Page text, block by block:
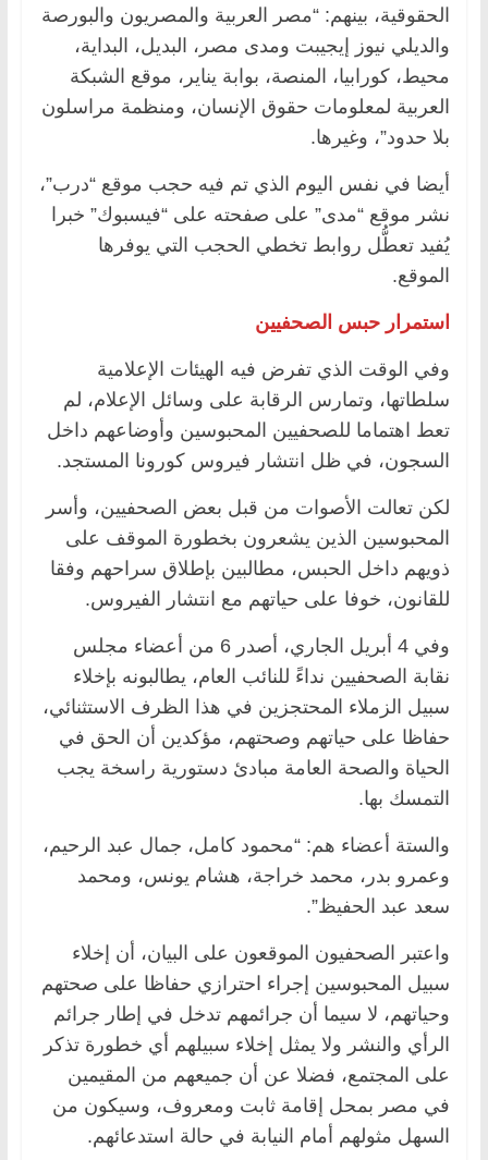
الحقوقية، بينهم: “مصر العربية والمصريون والبورصة
والديلي نيوز إيجيبت ومدى مصر، البديل، البداية،
محيط، كورابيا، المنصة، بوابة يناير، موقع الشبكة
العربية لمعلومات حقوق الإنسان، ومنظمة مراسلون
بلا حدود”، وغيرها.
أيضا في نفس اليوم الذي تم فيه حجب موقع “درب”،
نشر موقع “مدى” على صفحته على “فيسبوك” خبرا
يُفيد تعطُّل روابط تخطي الحجب التي يوفرها
الموقع.
استمرار حبس الصحفيين
وفي الوقت الذي تفرض فيه الهيئات الإعلامية
سلطاتها، وتمارس الرقابة على وسائل الإعلام، لم
تعط اهتماما للصحفيين المحبوسين وأوضاعهم داخل
السجون، في ظل انتشار فيروس كورونا المستجد.
لكن تعالت الأصوات من قبل بعض الصحفيين، وأسر
المحبوسين الذين يشعرون بخطورة الموقف على
ذويهم داخل الحبس، مطالبين بإطلاق سراحهم وفقا
للقانون، خوفا على حياتهم مع انتشار الفيروس.
وفي 4 أبريل الجاري، أصدر 6 من أعضاء مجلس
نقابة الصحفيين نداءً للنائب العام، يطالبونه بإخلاء
سبيل الزملاء المحتجزين في هذا الظرف الاستثنائي،
حفاظا على حياتهم وصحتهم، مؤكدين أن الحق في
الحياة والصحة العامة مبادئ دستورية راسخة يجب
التمسك بها.
والستة أعضاء هم: “محمود كامل، جمال عبد الرحيم،
وعمرو بدر، محمد خراجة، هشام يونس، ومحمد
سعد عبد الحفيظ”.
واعتبر الصحفيون الموقعون على البيان، أن إخلاء
سبيل المحبوسين إجراء احترازي حفاظا على صحتهم
وحياتهم، لا سيما أن جرائمهم تدخل في إطار جرائم
الرأي والنشر ولا يمثل إخلاء سبيلهم أي خطورة تذكر
على المجتمع، فضلا عن أن جميعهم من المقيمين
في مصر بمحل إقامة ثابت ومعروف، وسيكون من
السهل مثولهم أمام النيابة في حالة استدعائهم.